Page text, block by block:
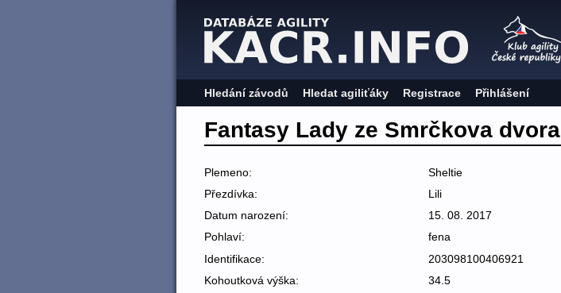
Hledání závodů Hledat agiliťáky Registrace Přihlášení
Fantasy Lady ze Smrčkova dvora
Plemeno:
Sheltie
Přezdívka:
Lili
Datum narození:
15. 08. 2017
Pohlaví:
fena
Identifikace:
203098100406921
Kohoutková výška:
34.5